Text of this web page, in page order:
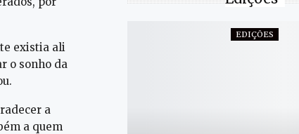
existia ali
o sonho da
a
a quem
EDIÇÕES